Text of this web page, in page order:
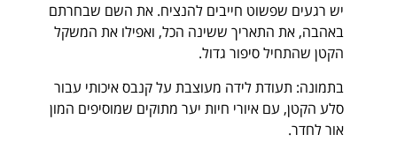
יש רגעים שפשוט חייבים להנציח. את השם שבחרתם
באהבה, את התאריך ששינה הכל, ואפילו את המשקל
הקטן שהתחיל סיפור גדול.
בתמונה: תעודת לידה מעוצבת על קנבס איכותי עבור
סלע הקטן, עם איורי חיות יער מתוקים שמוסיפים המון
אור לחדר.